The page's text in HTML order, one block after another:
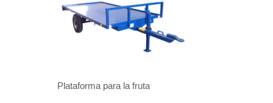
Plataforma para la fruta